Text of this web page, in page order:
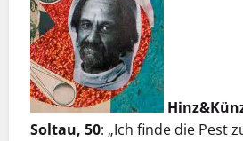
Soltau, 50: „Ich finde die Pest